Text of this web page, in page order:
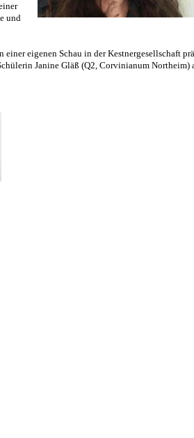
und
eigenen Schau in der Kestnergesellschaft
Janine Gläß (Q2, Corvinianum Northeim)